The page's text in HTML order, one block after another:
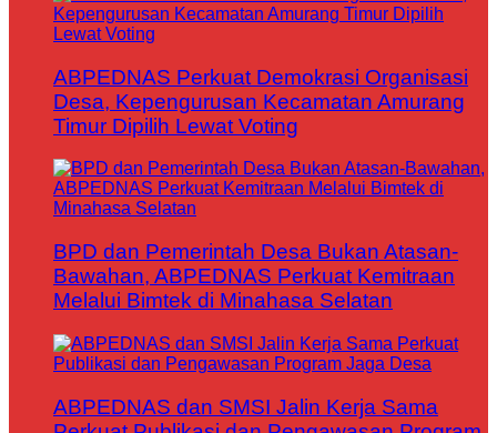
ABPEDNAS Perkuat Demokrasi Organisasi
Desa, Kepengurusan Kecamatan Amurang
Timur Dipilih Lewat Voting
BPD dan Pemerintah Desa Bukan Atasan-
Bawahan, ABPEDNAS Perkuat Kemitraan
Melalui Bimtek di Minahasa Selatan
ABPEDNAS dan SMSI Jalin Kerja Sama